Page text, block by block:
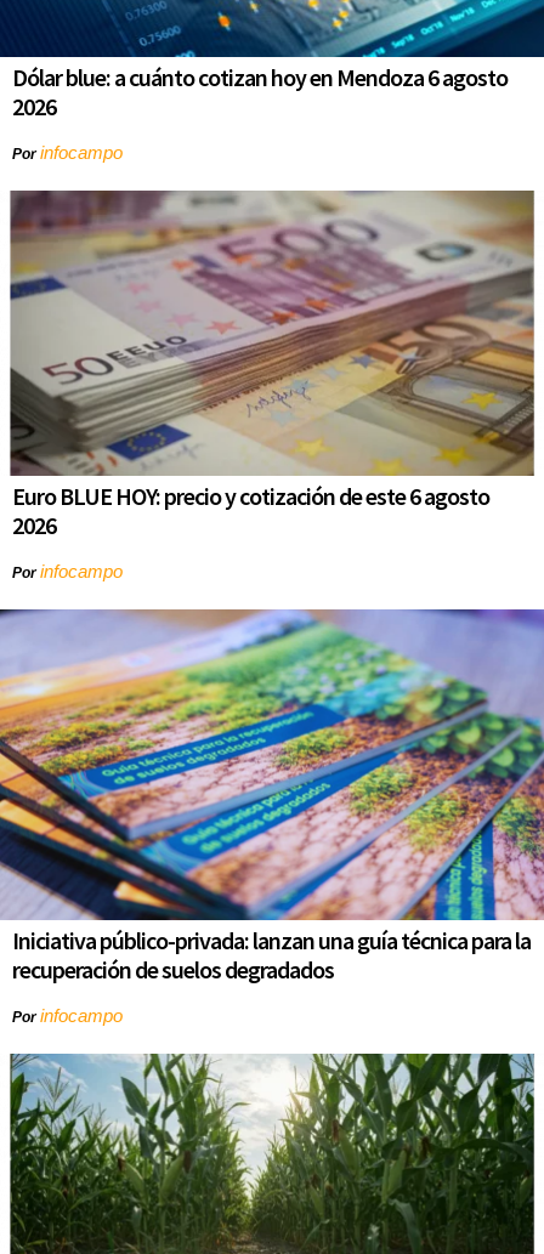
Dólar blue: a cuánto cotizan hoy en Mendoza 6 agosto
2026
Porinfocampo
Euro BLUE HOY: precio y cotización de este 6 agosto
2026
Porinfocampo
Iniciativa público-privada: lanzan una guía técnica para la
recuperación de suelos degradados
Porinfocampo